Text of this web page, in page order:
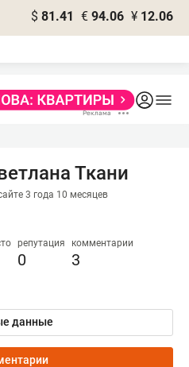
$ 81.41 € 94.06 ¥ 12.06
Ткани
3 года 10 месяцев
репутация
0
комментарии
3
данные